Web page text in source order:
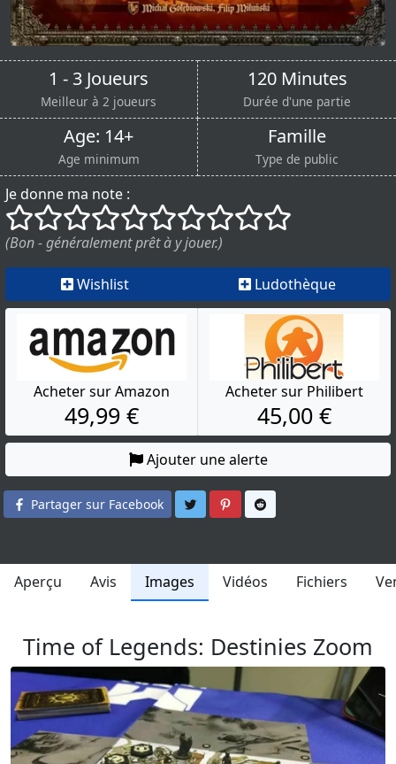
1 - 3 Joueurs
Meilleur à 2 joueurs
120 Minutes
Durée d'une partie
Age: 14+
Age minimum
Famille
Type de public
Je donne ma note :
()
() () () () () () () ()
()
(Bon - généralement prêt à y jouer.)
Wishlist Ludothèque
Acheter sur Amazon
49,99 €
Acheter sur Philibert
45,00 €
Ajouter une alerte
Partager sur Facebook Partager sur Twitter
Partager sur Pinterest
Aperçu Avis Images Vidéos Fichiers
Time of Legends: Destinies Zoom